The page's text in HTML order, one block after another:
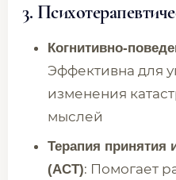
3.
Когнитивно-
Эффективна для
изменения
мыслей
Терапия принятия
(ACT): Помогает